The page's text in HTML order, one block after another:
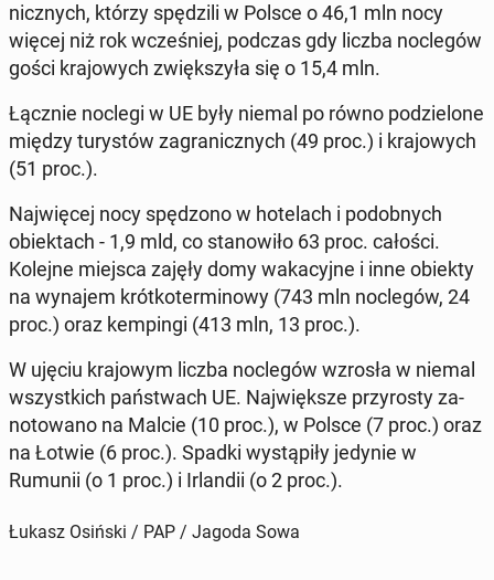
nicz­nych, którzy spę­dzi­li w Polsce o 46,1 mln nocy
więcej niż rok wcze­śniej, podczas gdy liczba noc­le­gów
gości kra­jo­wych zwięk­szy­ła się o 15,4 mln.
Łącznie noclegi w UE były niemal po równo po­dzie­lo­ne
między tu­ry­stów za­gra­nicz­nych (49 proc.) i kra­jo­wych
(51 proc.).
Naj­wię­cej nocy spę­dzo­no w ho­te­lach i po­dob­nych
obiek­tach - 1,9 mld, co sta­no­wi­ło 63 proc. całości.
Kolejne miejsca zajęły domy wa­ka­cyj­ne i inne obiekty
na wynajem krót­ko­ter­mi­no­wy (743 mln noc­le­gów, 24
proc.) oraz kem­pin­gi (413 mln, 13 proc.).
W ujęciu kra­jo­wym liczba noc­le­gów wzrosła w niemal
wszyst­kich pań­stwach UE. Naj­więk­sze przy­ro­sty za­
no­to­wa­no na Malcie (10 proc.), w Polsce (7 proc.) oraz
na Łotwie (6 proc.). Spadki wy­stą­pi­ły jedynie w
Rumunii (o 1 proc.) i Ir­lan­dii (o 2 proc.).
Łukasz Osiński / PAP / Jagoda Sowa